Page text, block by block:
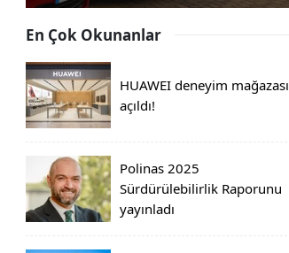
En Çok Okunanlar
HUAWEI deneyim mağazası
açıldı!
Polinas 2025
Sürdürülebilirlik Raporunu
yayınladı